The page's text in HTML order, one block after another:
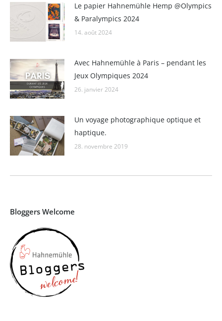
Le papier Hahnemühle Hemp @Olympics
& Paralympics 2024
14. août 2024
Avec Hahnemühle à Paris – pendant les
Jeux Olympiques 2024
26. janvier 2024
Un voyage photographique optique et
haptique.
28. novembre 2019
Bloggers Welcome